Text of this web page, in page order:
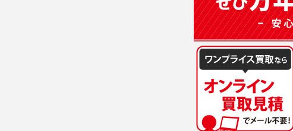
(2)法令等により開
(3)ご本人または公衆
(4)国の機関若しくは
本人の同意を得る
(5)業務を円滑に進め
の安全管理が図ら
４．ご提供の任意性
当社への個人情報の
4) ユーザーID、パス
は、ユーザーが負う
5. 登録事項
1) ユーザーは、メー
2) 弊社はユーザー
報に関し、以下の項
(1) 統計した情報の
(2) ユーザーから寄